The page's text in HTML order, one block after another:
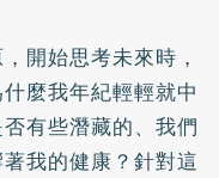
開始思考未來時，
麼我年紀輕輕就中
有些潛藏的、我們
我的健康？針對這